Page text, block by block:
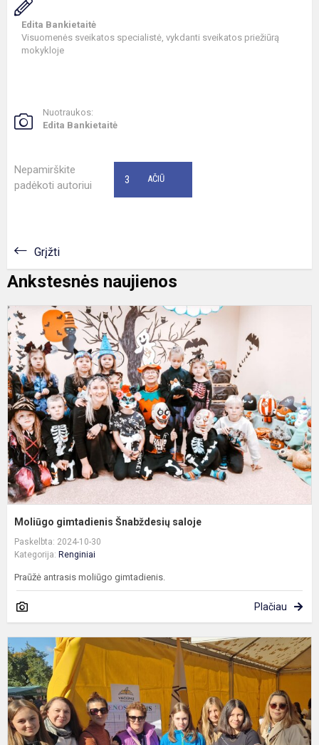
Edita Bankietaitė
Visuomenės sveikatos specialistė, vykdanti sveikatos priežiūrą
mokykloje
Nuotraukos:
Edita Bankietaitė
Nepamirškite
padėkoti autoriui
AČIŪ
3
Grįžti
Ankstesnės naujienos
Moliūgo gimtadienis Šnabždesių saloje
Paskelbta: 2024-10-30
Kategorija: Renginiai
Praūžė antrasis moliūgo gimtadienis.
Plačiau